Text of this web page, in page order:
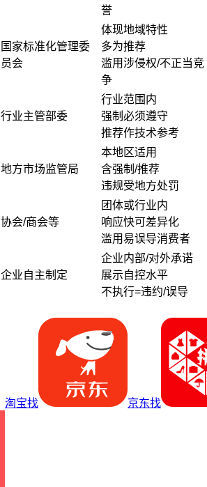
誉
国家标准化管理委
员会
体现地域特性
多为推荐
滥用涉侵权/不正当竞
争
行业主管部委
行业范围内
强制必须遵守
推荐作技术参考
地方市场监管局
本地区适用
含强制/推荐
违规受地方处罚
协会/商会等
团体或行业内
响应快可差异化
滥用易误导消费者
企业自主制定
企业内部/对外承诺
展示自控水平
不执行=违约/误导
淘宝找 京东找